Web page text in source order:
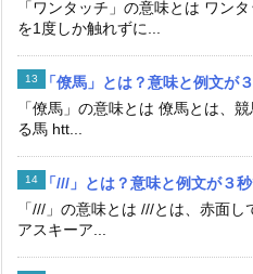
「ワンタッチ」の意味とは ワン
を1度しか触れずに...
「僚馬」とは？意味と例文が
「僚馬」の意味とは 僚馬とは、
る馬 htt...
「///」とは？意味と例文が３
「///」の意味とは ///とは、赤面
アスキーア...